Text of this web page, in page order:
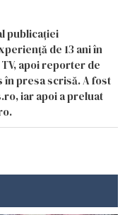
publicației
de 13 ani în
apoi reporter de
presa scrisă. A fost
iar apoi a preluat